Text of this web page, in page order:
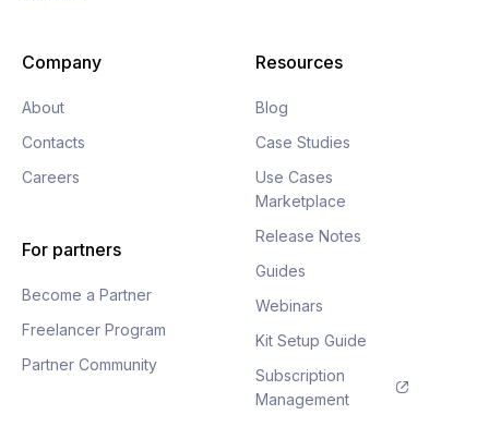
Company
About
Contacts
Careers
For partners
Become a Partner
Freelancer Program
Partner Community
Resources
Blog
Case Studies
Use Cases
Marketplace
Release Notes
Guides
Webinars
Kit Setup Guide
Subscription
Management